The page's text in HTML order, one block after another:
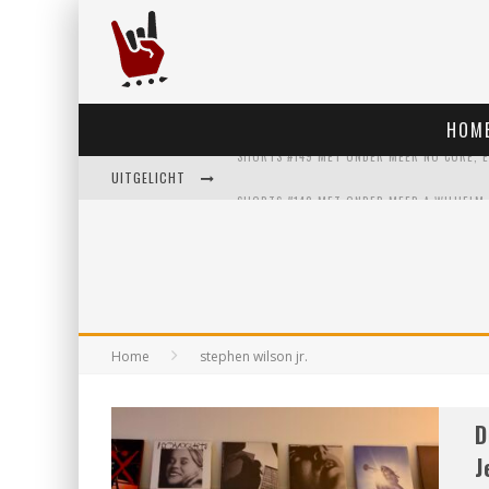
UITGELICHT
Home stephen wilson jr.